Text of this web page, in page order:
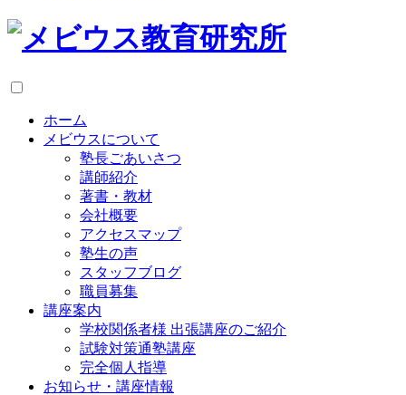
ホーム
メビウスについて
塾長ごあいさつ
講師紹介
著書・教材
会社概要
アクセスマップ
塾生の声
スタッフブログ
職員募集
講座案内
学校関係者様 出張講座のご紹介
試験対策通塾講座
完全個人指導
お知らせ・講座情報